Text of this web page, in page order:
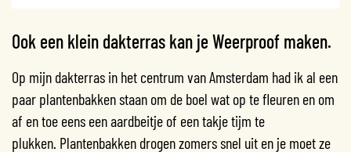
Ook een klein dakterras kan je Weerproof maken.
Op mijn dakterras in het centrum van Amsterdam had ik al een
paar plantenbakken staan om de boel wat op te fleuren en om
af en toe eens een aardbeitje of een takje tijm te
plukken. Plantenbakken drogen zomers snel uit en je moet ze